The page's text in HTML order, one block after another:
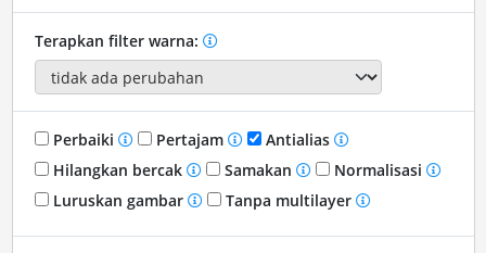
Terapkan filter warna:
Perbaiki Pertajam
Antialias
Hilangkan bercak
Samakan
Normalisasi
Luruskan gambar
Tanpa multilayer